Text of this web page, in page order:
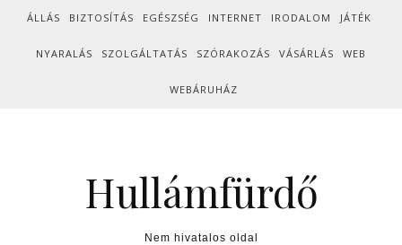
Skip to content
ÁLLÁS BIZTOSÍTÁS EGÉSZSÉG INTERNET IRODALOM JÁTÉK
NYARALÁS SZOLGÁLTATÁS SZÓRAKOZÁS VÁSÁRLÁS WEB
WEBÁRUHÁZ
Hullámfürdő
Nem hivatalos oldal